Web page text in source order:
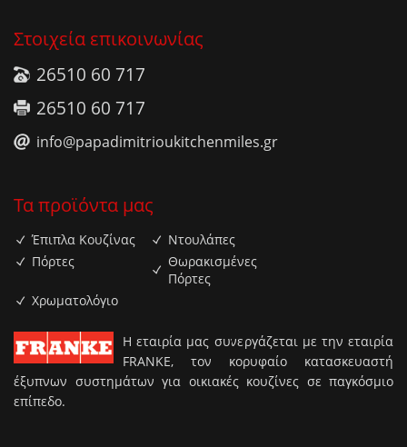
Στοιχεία επικοινωνίας
26510 60 717
26510 60 717
info@papadimitrioukitchenmiles.gr
Τα προϊόντα μας
Έπιπλα Κουζίνας
Ντουλάπες
Πόρτες
Θωρακισμένες
Πόρτες
Χρωματολόγιο
H εταιρία μας συνεργάζεται με την εταιρία
FRANKE, τον κορυφαίο κατασκευαστή
έξυπνων συστημάτων για οικιακές κουζίνες σε παγκόσμιο
επίπεδο.